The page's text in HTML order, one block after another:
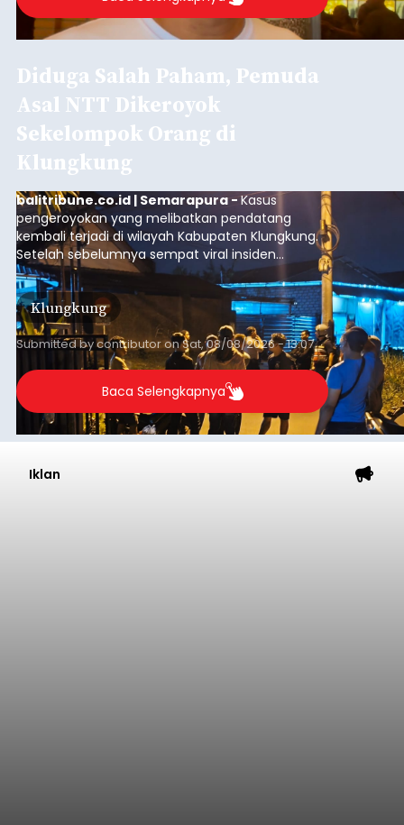
Diduga Salah Paham, Pemuda
Asal NTT Dikeroyok
Sekelompok Orang di
Klungkung
balitribune.co.id | Semarapura -Kasus
pengeroyokan yang melibatkan pendatang
kembali terjadi di wilayah Kabupaten Klungkung.
Setelah sebelumnya sempat viral insiden
keributan di barat Pasar Galiran, peristiwa serupa
kini menimpa seorang pemuda asal Kabupaten
Sumba Barat Daya (SBD), Nusa Tenggara Timur
(NTT).
Klungkung
Submitted bycontributoronSat, 08/08/2026 - 13:07
Baca Selengkapnya
Iklan